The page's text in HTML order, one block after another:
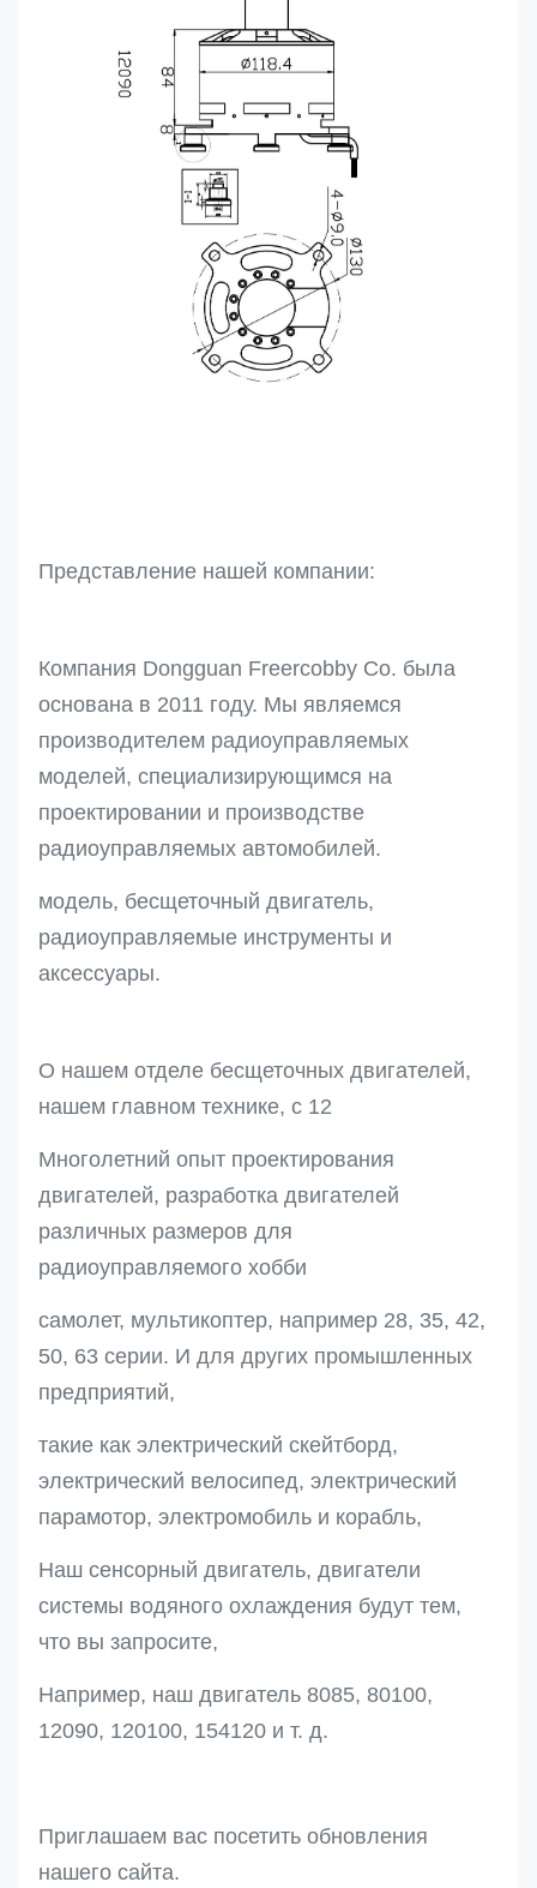
Представление нашей компании:
Компания Dongguan Freercobby Co. была
основана в 2011 году. Мы являемся
производителем радиоуправляемых
моделей, специализирующимся на
проектировании и производстве
радиоуправляемых автомобилей.
модель, бесщеточный двигатель,
радиоуправляемые инструменты и
аксессуары.
О нашем отделе бесщеточных двигателей,
нашем главном технике, с 12
Многолетний опыт проектирования
двигателей, разработка двигателей
различных размеров для
радиоуправляемого хобби
самолет, мультикоптер, например 28, 35, 42,
50, 63 серии. И для других промышленных
предприятий,
такие как электрический скейтборд,
электрический велосипед, электрический
парамотор, электромобиль и корабль,
Наш сенсорный двигатель, двигатели
системы водяного охлаждения будут тем,
что вы запросите,
Например, наш двигатель 8085, 80100,
12090, 120100, 154120 и т. д.
Приглашаем вас посетить обновления
нашего сайта.